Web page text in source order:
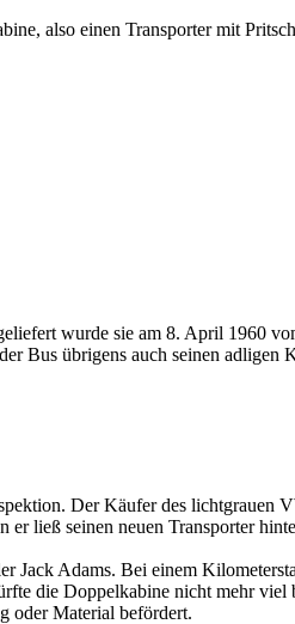
also einen Transporter mit
wurde sie am 8. April 1960
Bus übrigens auch seinen adligen
Der Käufer des lichtgrauen
ließ seinen neuen Transporter
Jack Adams. Bei einem
die Doppelkabine nicht mehr viel
oder Material befördert.